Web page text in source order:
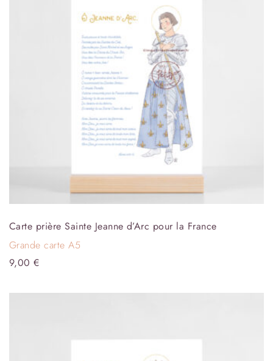
Carte prière Sainte Jeanne d’Arc pour la France
Grande carte A5
9,00€